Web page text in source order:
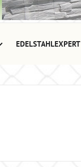
EDELSTAHLEXPERT